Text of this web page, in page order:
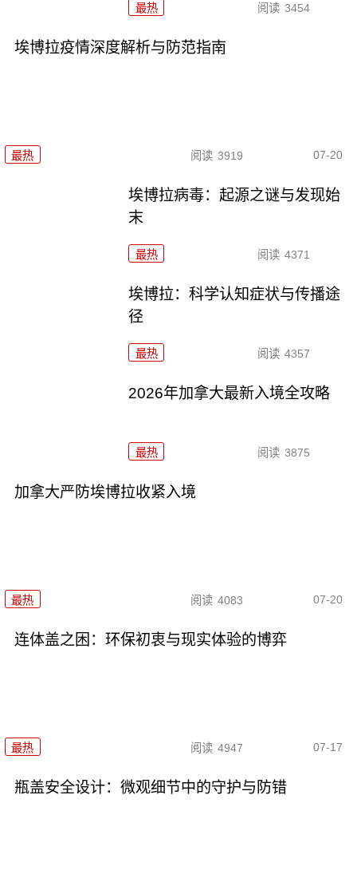
最热 阅读 3454
埃博拉疫情深度解析与防范指南
最热 阅读 3919 07-20
埃博拉病毒：起源之谜与发现始
末
最热 阅读 4371
埃博拉：科学认知症状与传播途
径
最热 阅读 4357
2026年加拿大最新入境全攻略
最热 阅读 3875
加拿大严防埃博拉收紧入境
最热 阅读 4083 07-20
连体盖之困：环保初衷与现实体验的博弈
最热 阅读 4947 07-17
瓶盖安全设计：微观细节中的守护与防错